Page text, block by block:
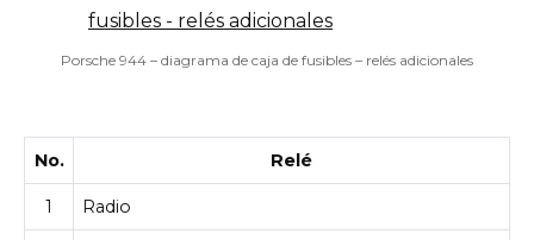
Porsche 944 – diagrama de caja de fusibles – relés adicionales
No. Relé
1 Radio